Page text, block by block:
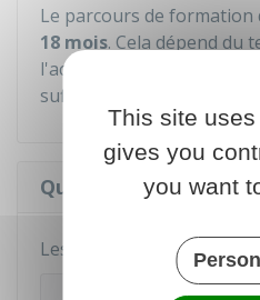
Le parcours de formation
18 mois. Cela dépend du
l'acquisition des savoirs et
suffisants pour s'insérer
Quel est le coût de la
Les enseignements et la
This site
gives you
you want